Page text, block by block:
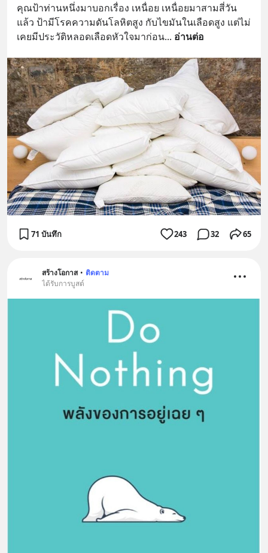
คุณป้าท่านหนึ่งมาบอกเรื่อง เหนื่อย เหนื่อยมาสามสี่วัน
แล้ว ป้ามีโรคความดันโลหิตสูง กับไขมันในเลือดสูง แต่ไม่
เคยมีประวัติหลอดเลือดหัวใจมาก่อน... อ่านต่อ
71 บันทึก 243 32 65
สร้างโอกาส • ติดตาม
ได้รับการบูสต์